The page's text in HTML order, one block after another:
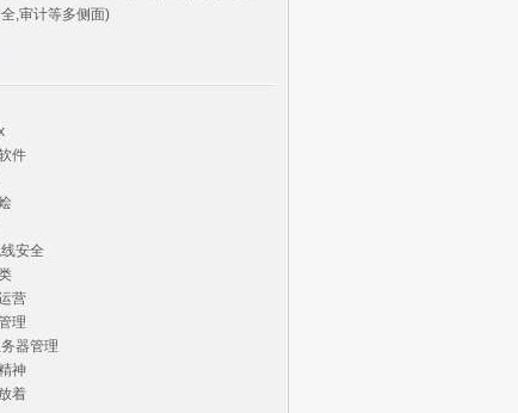
,审计等多侧面)
件
安全
营
理
器管理
神
着